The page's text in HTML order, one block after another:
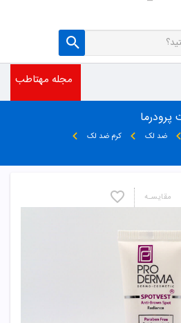
مجله مهتاطب
ضد لک
کرم ضد لک
مقایسـه